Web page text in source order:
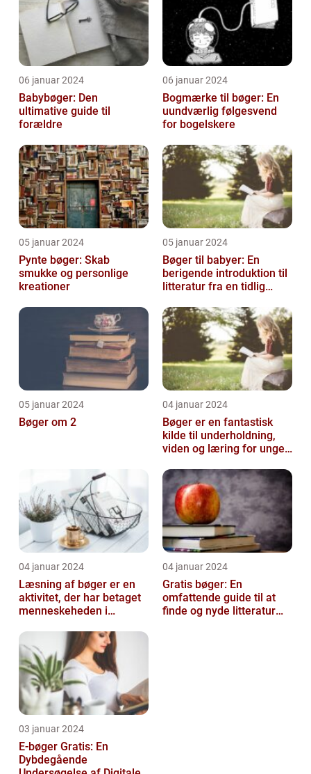
06 januar 2024
Babybøger: Den
ultimative guide til
forældre
06 januar 2024
Bogmærke til bøger: En
uundværlig følgesvend
for bogelskere
05 januar 2024
Pynte bøger: Skab
smukke og personlige
kreationer
05 januar 2024
Bøger til babyer: En
berigende introduktion til
litteratur fra en tidlig
05 januar 2024
Bøger om 2
04 januar 2024
Bøger er en fantastisk
kilde til underholdning,
viden og læring for unge
14 å...
04 januar 2024
Læsning af bøger er en
aktivitet, der har betaget
menneskeheden i
04 januar 2024
Gratis bøger: En
omfattende guide til at
finde og nyde litteratur
03 januar 2024
E-bøger Gratis: En
Dybdegående